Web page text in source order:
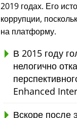
2019 годах. Его
коррупции,
на платформу.
В 2015 году
нелогично
Enhanced
Вскоре после